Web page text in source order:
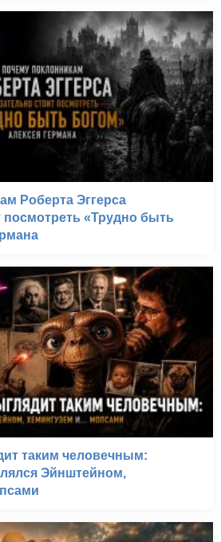
Роберта Эггерса
посмотреть «Трудно быть
таким человечным:
Эйнштейном,